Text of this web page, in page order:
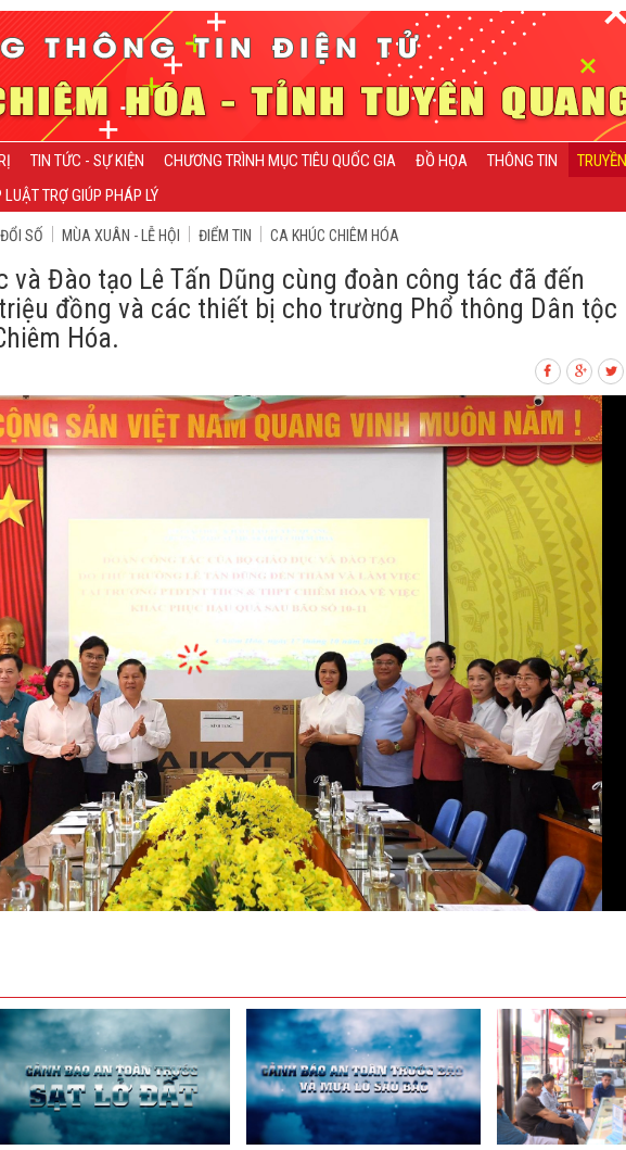
TIN TỨC - SỰ KIỆN CHƯƠNG TRÌNH MỤC TIÊU QUỐC GIA ĐỒ HỌA THÔNG TIN
TRỢ GIÚP PHÁP LÝ
SỐ MÙA XUÂN - LỄ HỘI ĐIỂM TIN CA KHÚC CHIÊM HÓA
và Đào tạo Lê Tấn Dũng cùng đoàn công tác đã đến
đồng và các thiết bị cho trường Phổ thông Dân tộc
Hóa.